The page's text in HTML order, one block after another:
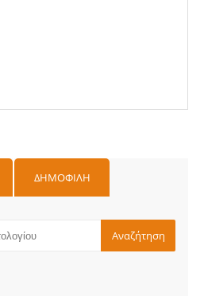
ΔΗΜΟΦΙΛΗ